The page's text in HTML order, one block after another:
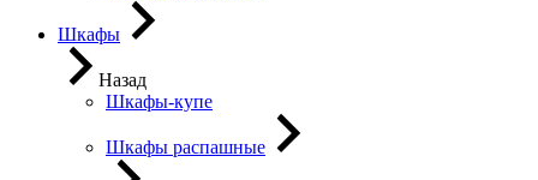
Шкафы
Назад
Шкафы-купе
Шкафы распашные